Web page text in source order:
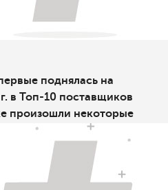
поднялась на
в Топ-10 поставщиков
произошли некоторые